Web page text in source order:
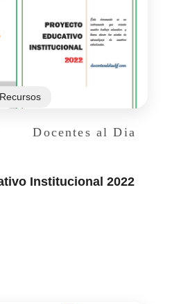
Docentes al Dia
Recursos
Institucional 2022